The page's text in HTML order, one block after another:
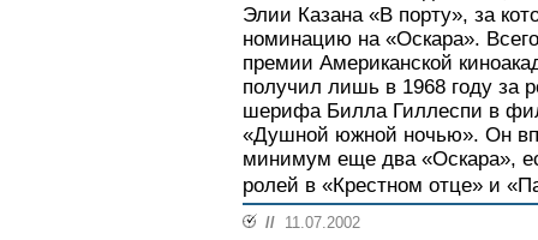
Элии Казана «В порту», за
номинацию на «Оскара».
премии Американской
получил лишь в 1968 году за
шерифа Билла Гиллеспи в
«Душной южной ночью». Он
минимум еще два «Оскара»,
ролей в «Крестном отце» и
// 11.07.2002